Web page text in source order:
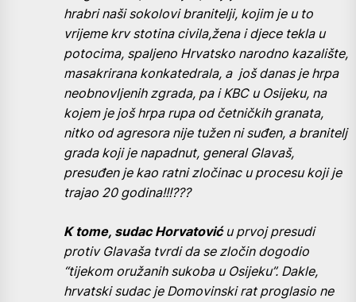
hrabri naši sokolovi branitelji, kojim je u to
vrijeme krv stotina civila,žena i djece tekla u
potocima, spaljeno Hrvatsko narodno kazalište,
masakrirana konkatedrala, a još danas je hrpa
neobnovljenih zgrada, pa i KBC u Osijeku, na
kojem je još hrpa rupa od četničkih granata,
nitko od agresora nije tužen ni suđen, a branitelj
grada koji je napadnut, general Glavaš,
presuđen je kao ratni zločinac u procesu koji je
trajao 20 godina!!!???
K tome, sudac Horvatoviću prvoj presudi
protiv Glavaša tvrdi da se zločin dogodio
“tijekom oružanih sukoba u Osijeku”. Dakle,
hrvatski sudac je Domovinski rat proglasio ne